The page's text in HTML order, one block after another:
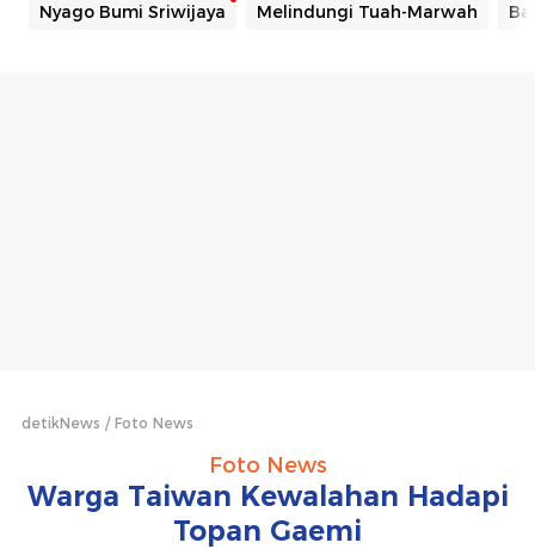
Nyago Bumi Sriwijaya Melindungi Tuah-Marwah
detikNews Foto News
Foto News
Warga Taiwan Kewalahan Hadapi
Topan Gaemi